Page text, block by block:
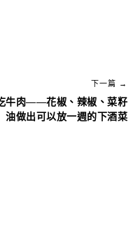
下一篇 →
牛肉——花椒、辣椒、菜籽
油做出可以放一週的下酒菜